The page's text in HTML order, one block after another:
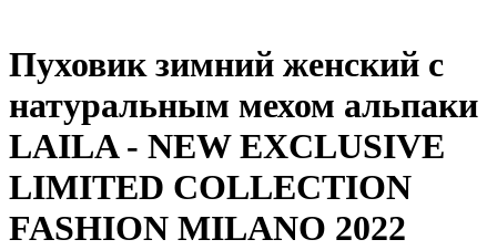
Пуховик зимний женский с
натуральным мехом альпаки
LAILA - NEW EXCLUSIVE
LIMITED COLLECTION
FASHION MILANO 2022